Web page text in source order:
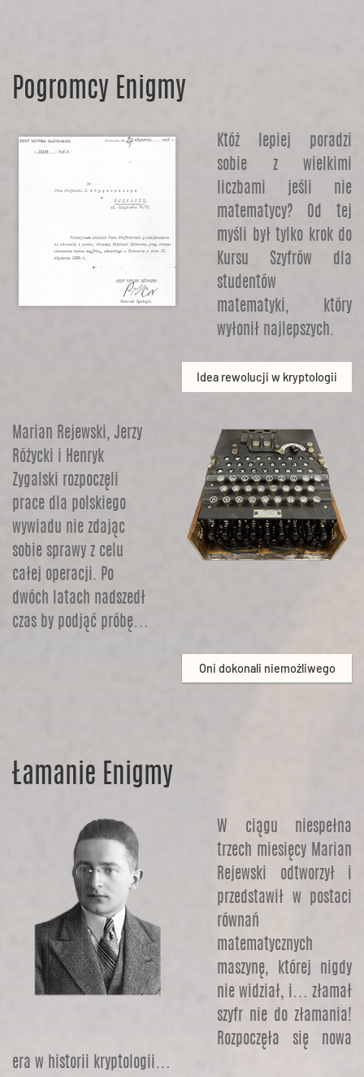
Pogromcy Enigmy
Któż lepiej poradzi
sobie z wielkimi
liczbami jeśli nie
matematycy? Od tej
myśli był tylko krok do
Kursu Szyfrów dla
studentów
matematyki, który
wyłonił najlepszych.
Idea rewolucji w kryptologii
Marian Rejewski, Jerzy
Różycki i Henryk
Zygalski rozpoczęli
prace dla polskiego
wywiadu nie zdając
sobie sprawy z celu
całej operacji. Po
dwóch latach nadszedł
czas by podjąć próbę…
Oni dokonali niemożliwego
Łamanie Enigmy
W ciągu niespełna
trzech miesięcy Marian
Rejewski odtworzył i
przedstawił w postaci
równań
matematycznych
maszynę, której nigdy
nie widział, i… złamał
szyfr nie do złamania!
Rozpoczęła się nowa
era w historii kryptologii…